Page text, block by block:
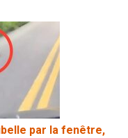
par la fenêtre,